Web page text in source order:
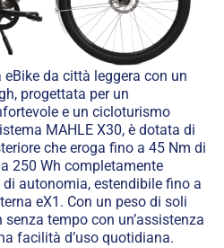
da città leggera con un
progettata per un
e un cicloturismo
MAHLE X30, è dotata di
che eroga fino a 45 Nm di
250 Wh completamente
autonomia, estendibile fino a
eX1. Con un peso di soli
tempo con un’assistenza
facilità d’uso quotidiana.